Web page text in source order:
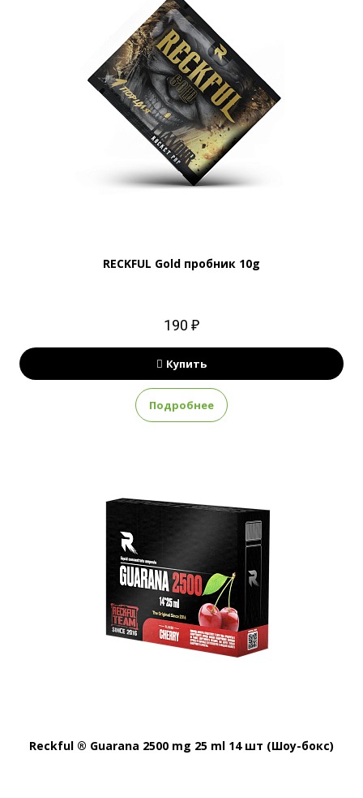
RECKFUL Gold пробник 10g
190 ₽
Купить
Подробнее
Reckful ® Guarana 2500 mg 25 ml 14 шт (Шоу-бокс)